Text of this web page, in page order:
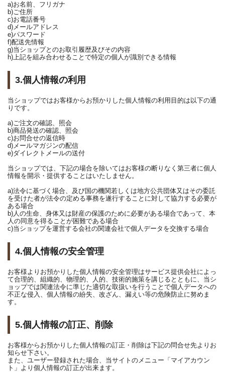
a)お名前、フリガナ
b)ご住所
c)お電話番号
d)メールアドレス
e)パスワード
f)配送先情報
g)当ショップとのお取引履歴及びその内容
h)上記を組み合わせることで特定の個人が識別できる情報
3.個人情報の利用
当ショップではお客様からお預かりした個人情報の利用目的は以下の通
りです。
a)ご注文の確認、照会
b)商品発送の確認、照会
c)お問合せの返信時
d)メールマガジンの配信
e)ダイレクトメールの送付
当ショップでは、下記の場合を除いてはお客様の断りなく第三者に個人
情報を開示・提供することはいたしません。
a)法令に基づく場合、及び国の機関若しくは地方公共団体又はその委託
を受けた者が法令の定める事務を遂行することに対して協力する必要が
ある場合
b)人の生命、身体又は財産の保護のために必要がある場合であって、本
人の同意を得ることが困難である場合
c)当ショップを運営する会社の関連会社で個人データを交換する場合
4.個人情報の安全管理
お客様よりお預かりした個人情報の安全管理はサービス提供会社によっ
て合理的、組織的、物理的、人的、技術的施策を講じるとともに、当シ
ョップでは関連法令に準じた適切な取扱いを行うことで個人データへの
不正な侵入、個人情報の紛失、改ざん、漏えい等の危険防止に努めま
す。
5.個人情報の訂正、削除
お客様からお預かりした個人情報の訂正・削除は下記の問合せ先よりお
知らせ下さい。
また、ユーザー登録された場合、当サイトのメニュー「マイアカウン
ト」より個人情報の訂正が出来ます。